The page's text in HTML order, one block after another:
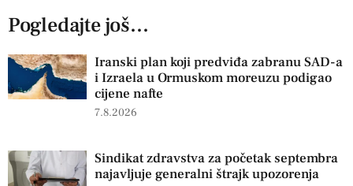
Pogledajte još...
Iranski plan koji predviđa zabranu SAD-a
i Izraela u Ormuskom moreuzu podigao
cijene nafte
7.8.2026
Sindikat zdravstva za početak septembra
najavljuje generalni štrajk upozorenja